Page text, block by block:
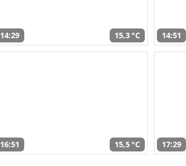
14:29 15,3 °C 14:51
16:51 15,5 °C 17:29